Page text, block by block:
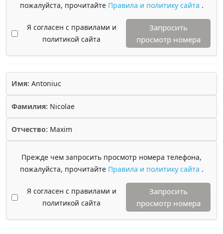
пожалуйста, прочитайте Правила и политику сайта .
Я согласен с правилами и
политикой сайта
Запросить
просмотр номера
Имя: Antoniuc
Фамилия: Nicolae
Отчество: Maxim
Прежде чем запросить просмотр номера телефона,
пожалуйста, прочитайте Правила и политику сайта .
Я согласен с правилами и
политикой сайта
Запросить
просмотр номера